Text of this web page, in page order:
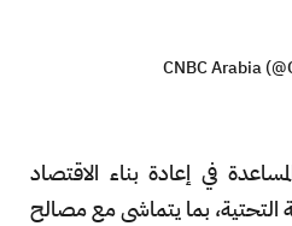
في إعادة بناء الاقتصاد
التحتية، بما يتماشى مع مصالح